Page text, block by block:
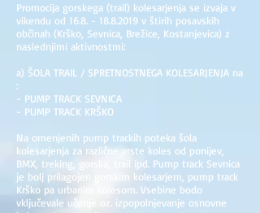
Promocija gorskega (trail) kolesarjenja se izvaja v
vikendu od 16.8. - 18.8.2019 v štirih posavskih
občinah (Krško, Sevnica, Brežice, Kostanjevica) z
naslednjimi aktivnostmi:
a) ŠOLA TRAIL / SPRETNOSTNEGA KOLESARJENJA na
:
- PUMP TRACK SEVNICA
- PUMP TRACK KRŠKO
Na omenjenih pump trackih poteka šola
kolesarjenja za različne vrste koles od ponijev,
BMX, treking, gorska, trail ipd. Pump track Sevnica
je bolj prilagojen gorskim kolesarjem, pump track
Krško pa urbanim kolesom. Vsebine bodo
vključevale učenje oz. izpopolnjevanje osnovne